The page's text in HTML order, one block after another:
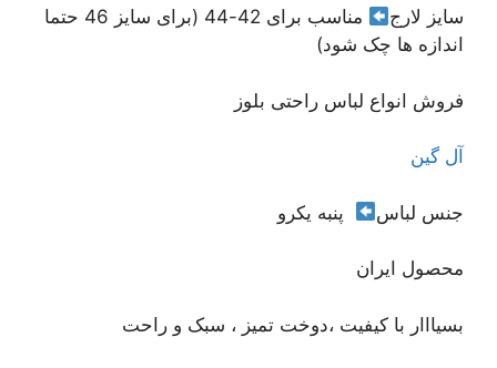
سایز لارج
مناسب برای 42-44 (برای سایز 46 حتما
اندازه ها چک شود)
فروش انواع لباس راحتی بلوز
آل گین
جنس لباس پنبه یکرو
محصول ایران
بسیااار با کیفیت ،دوخت تمیز ، سبک و راحت